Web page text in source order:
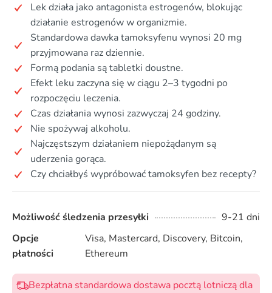
Lek działa jako antagonista estrogenów, blokując
działanie estrogenów w organizmie.
Standardowa dawka tamoksyfenu wynosi 20 mg
przyjmowana raz dziennie.
Formą podania są tabletki doustne.
Efekt leku zaczyna się w ciągu 2–3 tygodni po
rozpoczęciu leczenia.
Czas działania wynosi zazwyczaj 24 godziny.
Nie spożywaj alkoholu.
Najczęstszym działaniem niepożądanym są
uderzenia gorąca.
Czy chciałbyś wypróbować tamoksyfen bez recepty?
Możliwość śledzenia przesyłki
9-21 dni
Opcje
płatności
Visa, Mastercard, Discovery, Bitcoin,
Ethereum
Bezpłatna standardowa dostawa pocztą lotniczą dla